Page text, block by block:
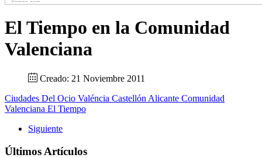
El Tiempo en la Comunidad
Valenciana
Creado: 21 Noviembre 2011
Ciudades Del Ocio Valéncia Castellón Alicante Comunidad
Valenciana El Tiempo
Siguiente
Últimos Artículos